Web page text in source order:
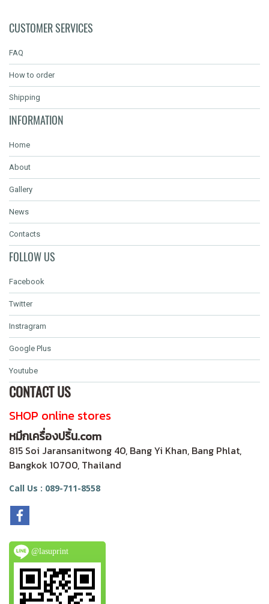
CUSTOMER SERVICES
FAQ
How to order
Shipping
INFORMATION
Home
About
Gallery
News
Contacts
FOLLOW US
Facebook
Twitter
Instragram
Google Plus
Youtube
CONTACT US
SHOP online stores
หมึกเครื่องปริ้น.com
815 Soi Jaransanitwong 40, Bang Yi Khan, Bang Phlat,
Bangkok 10700, Thailand
Call Us : 089-711-8558
@lasuprint